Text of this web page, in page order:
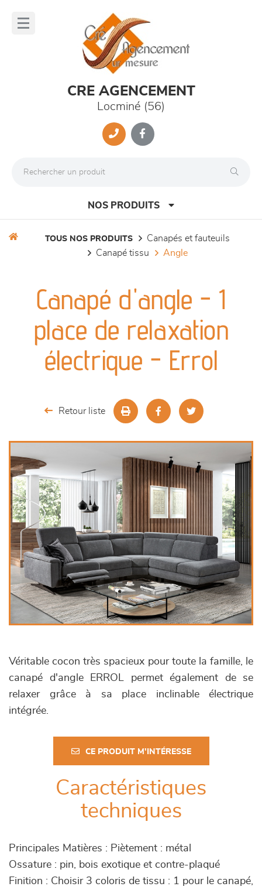
CRE AGENCEMENT
Locminé (56)
NOS PRODUITS
séjours
meubles de complément
chambres et dressing
TOUS NOS PRODUITS
canapés et fauteuils
canapé tissu
angle
Canapé d'angle - 1
place de relaxation
électrique - Errol
Retour liste
Véritable cocon très spacieux pour toute la famille, le
canapé d'angle ERROL permet également de se
relaxer grâce à sa place inclinable électrique
intégrée.
CE PRODUIT M'INTÉRESSE
Caractéristiques
techniques
Principales Matières : Piètement : métal
Ossature : pin, bois exotique et contre-plaqué
Finition : Choisir 3 coloris de tissu : 1 pour le canapé,